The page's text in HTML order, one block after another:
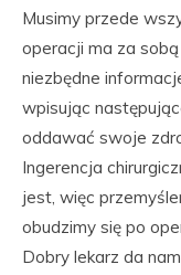
Musimy przede
operacji ma za
niezbędne
wpisując
oddawać swoje
Ingerencja
jest, więc
obudzimy się po
Dobry lekarz da